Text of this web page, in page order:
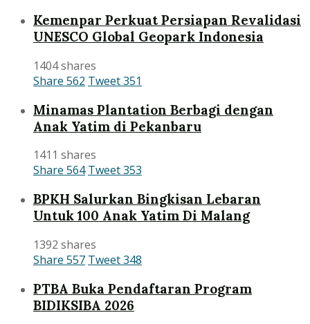
Kemenpar Perkuat Persiapan Revalidasi
UNESCO Global Geopark Indonesia
1404 shares
Share 562 Tweet351
Minamas Plantation Berbagi dengan
Anak Yatim di Pekanbaru
1411 shares
Share 564 Tweet353
BPKH Salurkan Bingkisan Lebaran
Untuk 100 Anak Yatim Di Malang
1392 shares
Share 557 Tweet348
PTBA Buka Pendaftaran Program
BIDIKSIBA 2026